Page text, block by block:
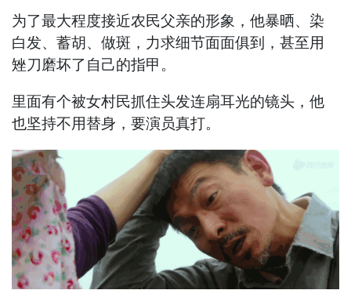
为了最大程度接近农民父亲的形象，他暴晒、染
白发、蓄胡、做斑，力求细节面面俱到，甚至用
矬刀磨坏了自己的指甲。
里面有个被女村民抓住头发连扇耳光的镜头，他
也坚持不用替身，要演员真打。